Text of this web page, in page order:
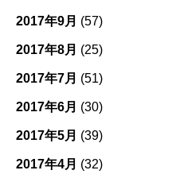
2017年9月 (57)
2017年8月 (25)
2017年7月 (51)
2017年6月 (30)
2017年5月 (39)
2017年4月 (32)